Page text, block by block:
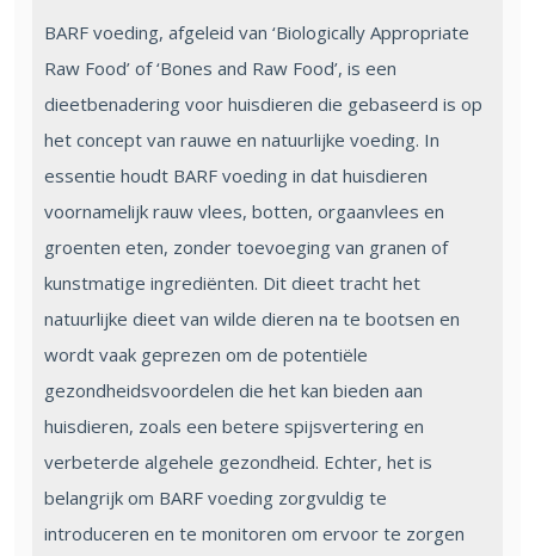
BARF voeding, afgeleid van ‘Biologically Appropriate
Raw Food’ of ‘Bones and Raw Food’, is een
dieetbenadering voor huisdieren die gebaseerd is op
het concept van rauwe en natuurlijke voeding. In
essentie houdt BARF voeding in dat huisdieren
voornamelijk rauw vlees, botten, orgaanvlees en
groenten eten, zonder toevoeging van granen of
kunstmatige ingrediënten. Dit dieet tracht het
natuurlijke dieet van wilde dieren na te bootsen en
wordt vaak geprezen om de potentiële
gezondheidsvoordelen die het kan bieden aan
huisdieren, zoals een betere spijsvertering en
verbeterde algehele gezondheid. Echter, het is
belangrijk om BARF voeding zorgvuldig te
introduceren en te monitoren om ervoor te zorgen